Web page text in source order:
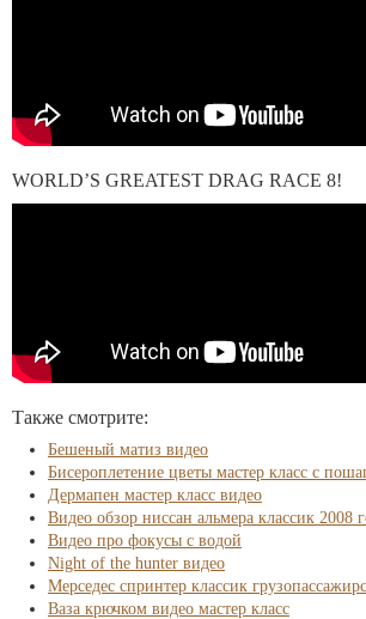
WORLD’S GREATEST DRAG RACE 8!
Также смотрите:
Бешеный матиз видео
Бисероплетение цветы мастер класс с
Дермапен мастер класс видео
Видео обзор ниссан альмера классик 2008
Видео про фокусы с водой
Night of the hunter видео
Мерседес спринтер классик
Ваза крючком видео мастер класс